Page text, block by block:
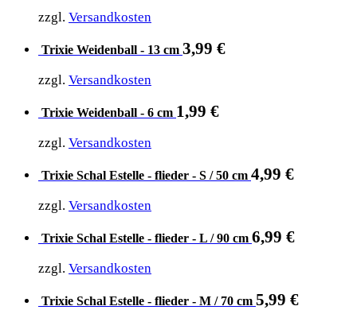
zzgl. Versandkosten
Trixie Weidenball - 13 cm 3,99 €
zzgl. Versandkosten
Trixie Weidenball - 6 cm 1,99 €
zzgl. Versandkosten
Trixie Schal Estelle - flieder - S / 50 cm 4,99 €
zzgl. Versandkosten
Trixie Schal Estelle - flieder - L / 90 cm 6,99 €
zzgl. Versandkosten
Trixie Schal Estelle - flieder - M / 70 cm 5,99 €